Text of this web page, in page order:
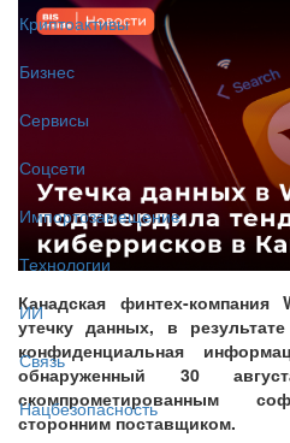
Криптоактивы
Бизнес
Сервисы
Соцсети
Импортозамещение
Технологии
ИИ
Связь
Нацбезопасность
Канадская финтех-компания
утечку данных, в
конфиденциальная
обнаруженный 30
скомпрометированным
сторонним поставщиком.